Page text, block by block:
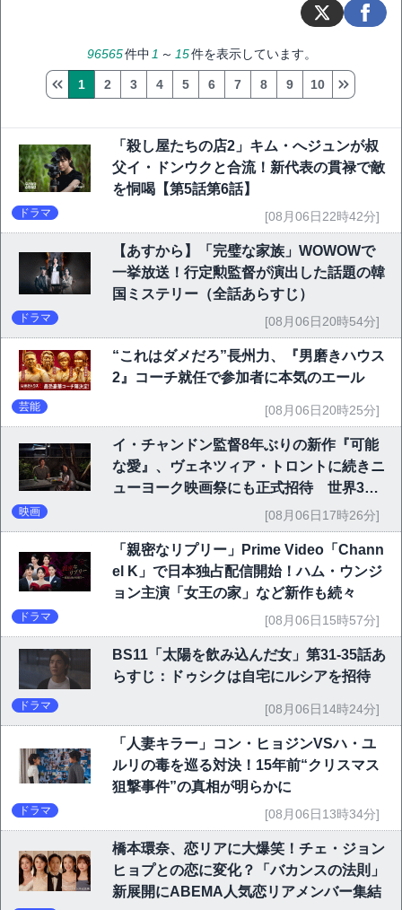
96565件中 1 ～ 15件を表示しています。
1 2 3 4 5 6 7 8 9 10
「殺し屋たちの店2」キム・へジュンが叔
父イ・ドンウクと合流！新代表の貫禄で敵
を恫喝【第5話第6話】
ドラマ [08月06日22時42分]
【あすから】「完璧な家族」WOWOWで
一挙放送！行定勲監督が演出した話題の韓
国ミステリー（全話あらすじ）
ドラマ [08月06日20時54分]
“これはダメだろ”長州力、『男磨きハウス
2』コーチ就任で参加者に本気のエール
芸能 [08月06日20時25分]
イ・チャンドン監督8年ぶりの新作『可能
な愛』、ヴェネツィア・トロントに続きニ
ューヨーク映画祭にも正式招待 世界3大
映画祭で快挙｜Netflix映画
映画 [08月06日17時26分]
「親密なリプリー」Prime Video「Chann
el K」で日本独占配信開始！ハム・ウンジ
ョン主演「女王の家」など新作も続々
ドラマ [08月06日15時57分]
BS11「太陽を飲み込んだ女」第31-35話あ
らすじ：ドゥシクは自宅にルシアを招待
ドラマ [08月06日14時24分]
「人妻キラー」コン・ヒョジンVSハ・ユ
ルリの毒を巡る対決！15年前“クリスマス
狙撃事件”の真相が明らかに
ドラマ [08月06日13時34分]
橋本環奈、恋リアに大爆笑！チェ・ジョン
ヒョプとの恋に変化？「バカンスの法則」
新展開にABEMA人気恋リアメンバー集結